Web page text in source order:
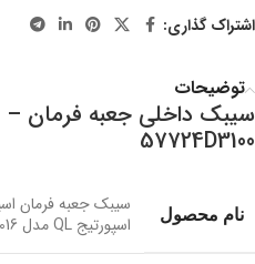
اشتراک گذاری:
توضیحات
سیبک داخلی جعبه فرمان –
57724D3100
نام محصول سیبک جعبه فرمان اسپورتیج 2016 –
اسپورتیج QL مدل 2016 تا 2021 – توسان TL مدل 2017